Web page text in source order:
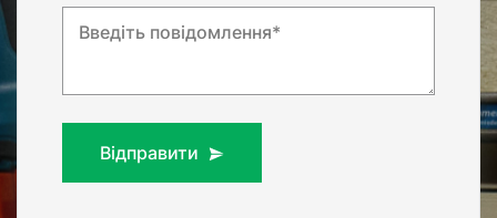
Введіть повідомлення*
Відправити